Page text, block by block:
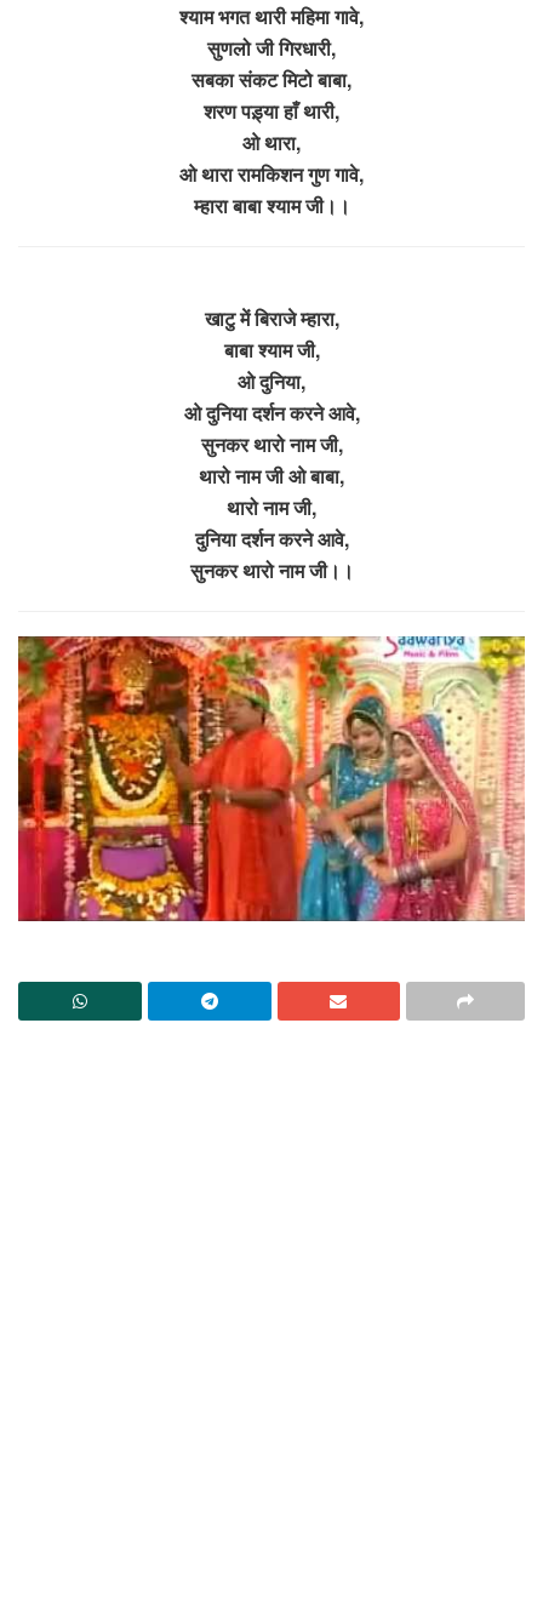
श्याम भगत थारी महिमा गावे,
सुणलो जी गिरधारी,
सबका संकट मिटो बाबा,
शरण पड़्या हाँ थारी,
ओ थारा,
ओ थारा रामकिशन गुण गावे,
म्हारा बाबा श्याम जी।।
खाटु में बिराजे म्हारा,
बाबा श्याम जी,
ओ दुनिया,
ओ दुनिया दर्शन करने आवे,
सुनकर थारो नाम जी,
थारो नाम जी ओ बाबा,
थारो नाम जी,
दुनिया दर्शन करने आवे,
सुनकर थारो नाम जी।।